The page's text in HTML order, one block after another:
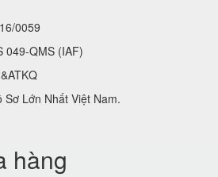
0059
QMS (IAF)
Sơ Lớn Nhất Việt Nam.
hàng